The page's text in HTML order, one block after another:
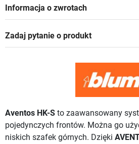
Informacja o zwrotach
Zadaj pytanie o produkt
Aventos HK-S to zaawansowany
pojedynczych frontów. Można go
niskich szafek górnych. Dzięki